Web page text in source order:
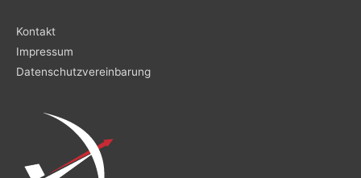
Kontakt
Impressum
Datenschutzvereinbarung